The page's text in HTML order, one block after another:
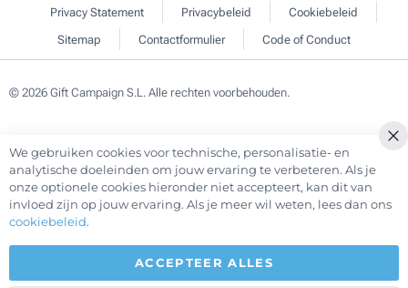
Privacy Statement
Privacybeleid
Cookiebeleid
Sitemap
Contactformulier Code of Conduct
© 2026 Gift Campaign S.L. Alle rechten voorbehouden.
We gebruiken cookies voor technische, personalisatie- en
analytische doeleinden om jouw ervaring te verbeteren. Als je
onze optionele cookies hieronder niet accepteert, kan dit van
invloed zijn op jouw ervaring. Als je meer wil weten, lees dan ons
cookiebeleid.
ACCEPTEER ALLES